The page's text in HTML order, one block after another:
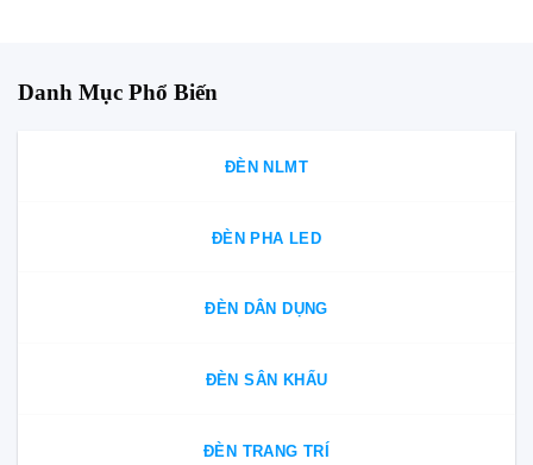
Danh Mục Phổ Biến
ĐÈN NLMT
ĐÈN PHA LED
ĐÈN DÂN DỤNG
ĐÈN SÂN KHẤU
ĐÈN TRANG TRÍ